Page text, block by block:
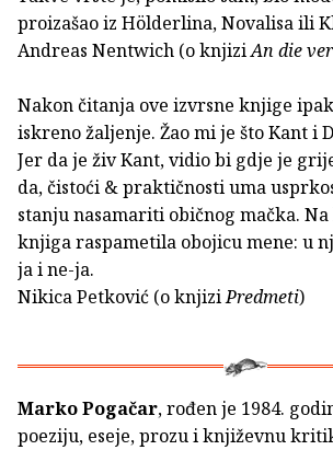
proizašao iz Hölderlina, Novalisa ili
Andreas Nentwich (o knjiziAn die
Nakon čitanja ove izvrsne knjige
iskreno žaljenje. Žao mi je što Kant i
Jer da je živ Kant, vidio bi gdje je
da, čistoći & praktičnosti uma
stanju nasamariti običnog mačka.
knjiga raspametila obojicu mene: u
ja i ne-ja.
Nikica Petković (o knjiziPredmeti)
Marko Pogačar, rođen je 1984.
poeziju, eseje, prozu i književnu